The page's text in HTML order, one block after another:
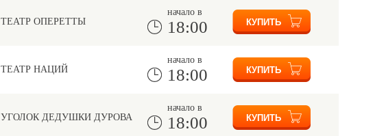
ТЕАТР ОПЕРЕТТЫ
начало в
18:00
ТЕАТР НАЦИЙ
начало в
18:00
УГОЛОК ДЕДУШКИ ДУРОВА
начало в
18:00